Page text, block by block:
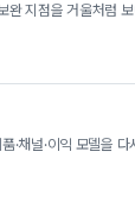
완 지점을 거울처럼
·채널·이익 모델을